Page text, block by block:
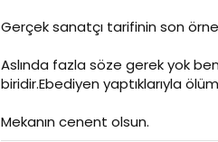
Gerçek sanatçı tarifinin son
Aslında fazla söze gerek yok
biridir.Ebediyen yaptıklarıyla
Mekanın cenent olsun.